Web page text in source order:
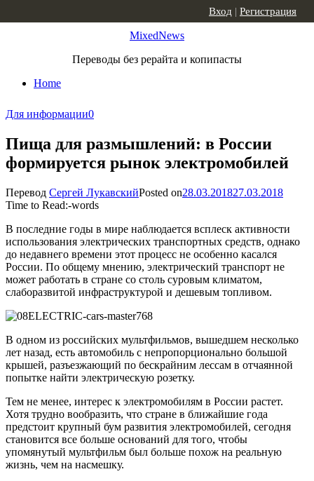
MixedNews
Переводы без рерайта и копипасты
Home
Вход | Регистрация
Для информации0
Пища для размышлений: в России
формируется рынок электромобилей
Перевод Сергей ЛукавскийPosted on28.03.201827.03.2018
Time to Read:-words
В последние годы в мире наблюдается всплеск активности
использования электрических транспортных средств, однако
до недавнего времени этот процесс не особенно касался
России. По общему мнению, электрический транспорт не
может работать в стране со столь суровым климатом,
слаборазвитой инфраструктурой и дешевым топливом.
В одном из российских мультфильмов, вышедшем несколько
лет назад, есть автомобиль с непропорционально большой
крышей, разъезжающий по бескрайним лессам в отчаянной
попытке найти электрическую розетку.
Тем не менее, интерес к электромобилям в России растет.
Хотя трудно вообразить, что стране в ближайшие года
предстоит крупный бум развития электромобилей, сегодня
становится все больше оснований для того, чтобы
упомянутый мультфильм был больше похож на реальную
жизнь, чем на насмешку.